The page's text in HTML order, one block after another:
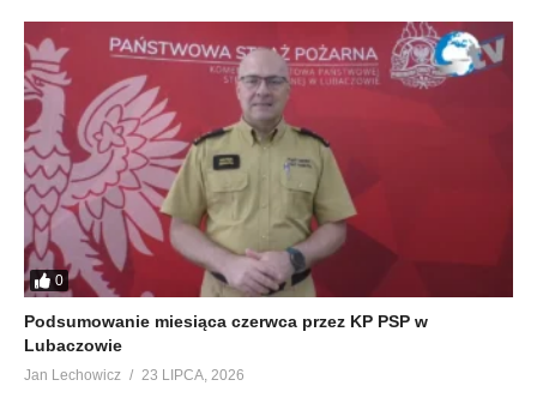
0
Podsumowanie miesiąca czerwca przez KP PSP w
Lubaczowie
Jan Lechowicz 23 LIPCA, 2026